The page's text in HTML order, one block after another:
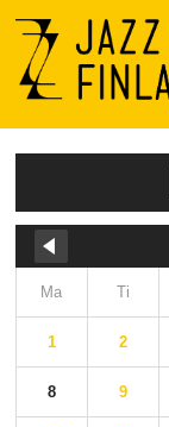
Menu
Ma Ti
1 2
8 9